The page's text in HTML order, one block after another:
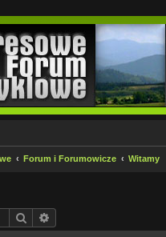
Forum i Forumowicze Witamy
Szukaj